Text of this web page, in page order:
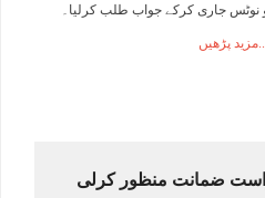
جاری کرکے جواب طلب کرلیا۔
مزید پڑھیں
ضمانت منظور کرلی